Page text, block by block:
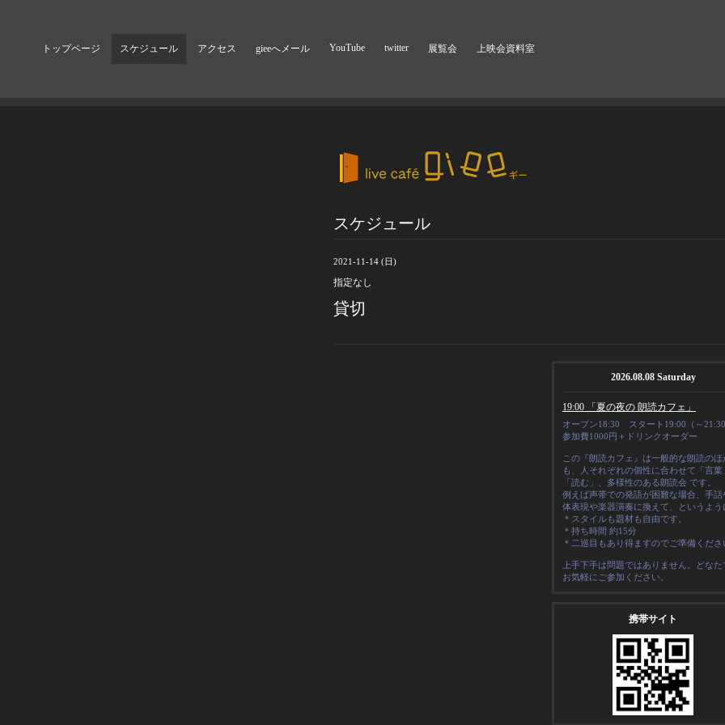
トップページ スケジュール アクセス gieeへメール YouTube twitter 展覧会 上映会資料室
スケジュール
2021-11-14 (日)
指定なし
貸切
2026.08.08 Saturday
19:00 「夏の夜の 朗読カフェ」
オープン18:30 スタート19:00（～21:30
参加費1000円＋ドリンクオーダー
この『朗読カフェ』は一般的な朗読のほ
も、人それぞれの個性に合わせて「言葉
「読む」、多様性のある朗読会 です。
例えば声帯での発語が困難な場合、手話
体表現や楽器演奏に換えて、というよう
＊スタイルも題材も自由です。
＊ 持ち時間 約15分
＊二巡目もあり得ますのでご準備くださ
上手下手は問題ではありません。どなた
お気軽にご参加ください。
携帯サイト